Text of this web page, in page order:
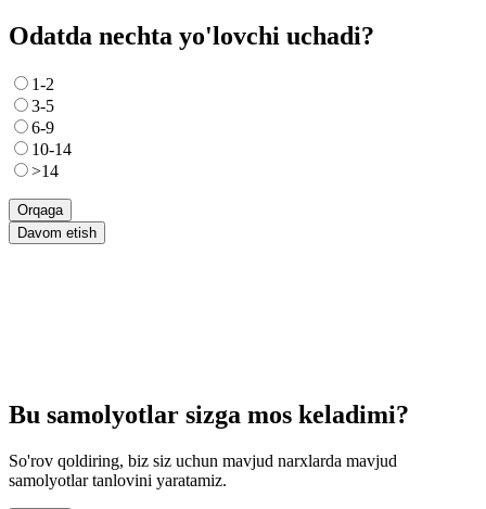
Odatda nechta yo'lovchi uchadi?
1-2
3-5
6-9
10-14
>14
Orqaga
Davom etish
Bu samolyotlar sizga mos keladimi?
So'rov qoldiring, biz siz uchun mavjud narxlarda mavjud
samolyotlar tanlovini yaratamiz.